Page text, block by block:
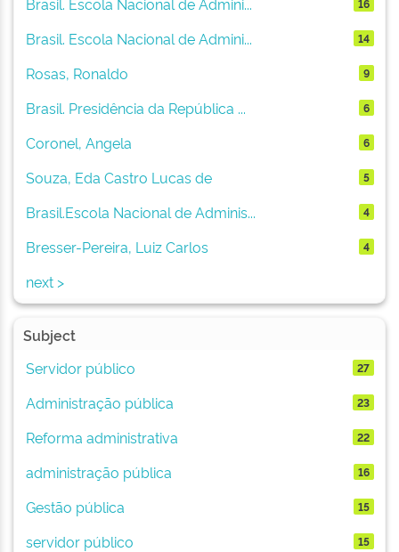
Brasil. Escola Nacional de Admini... 14
Rosas, Ronaldo 9
Brasil. Presidência da República ... 6
Coronel, Angela 6
Souza, Eda Castro Lucas de 5
Brasil.Escola Nacional de Adminis... 4
Bresser-Pereira, Luiz Carlos 4
next >
Subject
Servidor público
27
Administração pública 23
Reforma administrativa 22
administração pública 16
Gestão pública 15
servidor público 15